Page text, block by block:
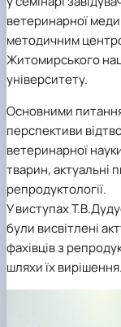
ветеринарної
методичним
Житомирського
університету.
Основними
перспективи
ветеринарної
тварин, актуальні
репродуктології.
У виступах
були висвітлені
фахівців з
шляхи їх вирішення.